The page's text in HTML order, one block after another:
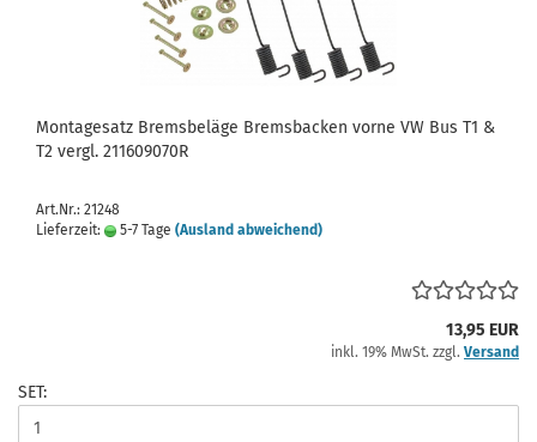
Montagesatz Bremsbeläge Bremsbacken vorne VW Bus T1 &
T2 vergl. 211609070R
Art.Nr.: 21248
Lieferzeit:
5-7 Tage (Ausland abweichend)
13,95 EUR
inkl. 19% MwSt. zzgl. Versand
SET: